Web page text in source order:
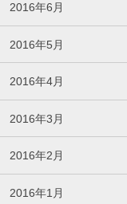
2016年6月
2016年5月
2016年4月
2016年3月
2016年2月
2016年1月